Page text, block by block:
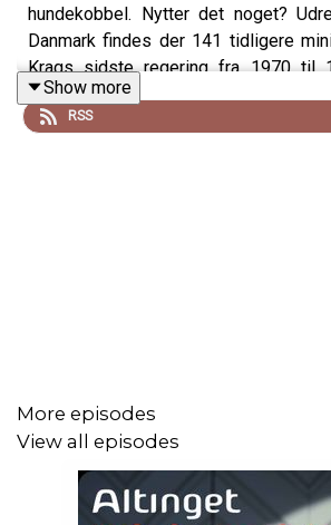
hundekobbel. Nytter det noget?
Danmark findes der 141 tidligere
Krags sidste regering fra 1970 til
Ammitzbøll-Bille, økonomi- og
2019, inviterer i
Gæst:Henning Dyremose,
finansminister
Show more
RSS
More episodes
View all episodes